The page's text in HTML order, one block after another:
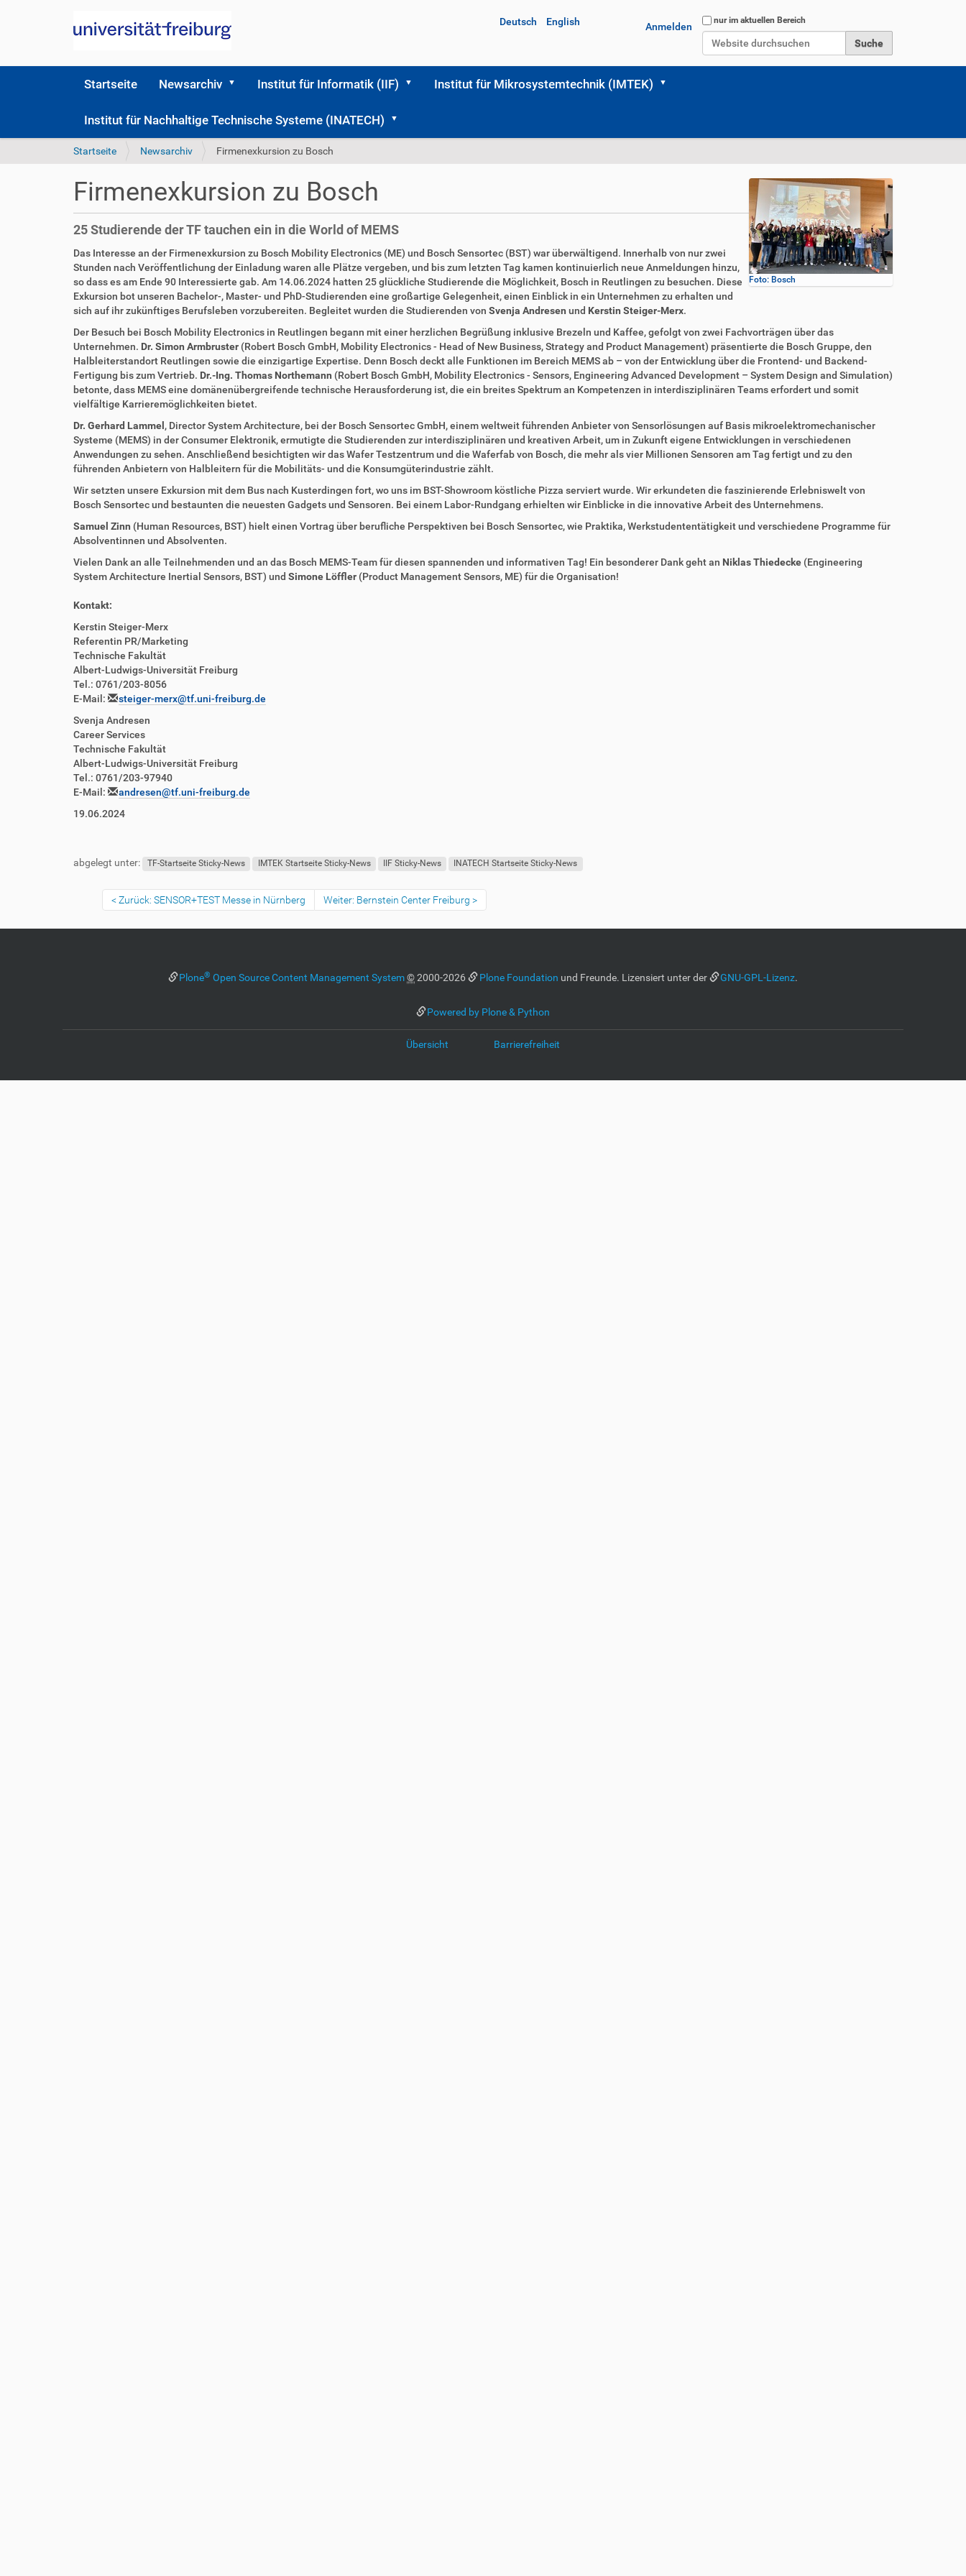
Website durchsuchen
nur im aktuellen Bereich
Anmelden
Deutsch English
Startseite Newsarchiv Institut für Informatik (IIF) Institut für Mikrosystemtechnik (IMTEK)
Institut für Nachhaltige Technische Systeme (INATECH)
S
d
h
i
e
r
Startseite Newsarchiv Firmenexkursion zu Bosch
Foto: Bosch
Firmenexkursion zu Bosch
25 Studierende der TF tauchen ein in die World of MEMS
Das Interesse an der Firmenexkursion zu Bosch Mobility Electronics (ME) und Bosch Sensortec (BST) war überwältigend. Innerhalb von nur zwei
Stunden nach Veröffentlichung der Einladung waren alle Plätze vergeben, und bis zum letzten Tag kamen kontinuierlich neue Anmeldungen hinzu,
so dass es am Ende 90 Interessierte gab. Am 14.06.2024 hatten 25 glückliche Studierende die Möglichkeit, Bosch in Reutlingen zu besuchen. Diese
Exkursion bot unseren Bachelor-, Master- und PhD-Studierenden eine großartige Gelegenheit, einen Einblick in ein Unternehmen zu erhalten und
sich auf ihr zukünftiges Berufsleben vorzubereiten. Begleitet wurden die Studierenden von Svenja Andresen und Kerstin Steiger-Merx.
Der Besuch bei Bosch Mobility Electronics in Reutlingen begann mit einer herzlichen Begrüßung inklusive Brezeln und Kaffee, gefolgt von zwei Fachvorträgen über das
Unternehmen. Dr. Simon Armbruster (Robert Bosch GmbH, Mobility Electronics - Head of New Business, Strategy and Product Management) präsentierte die Bosch Gruppe, den
Halbleiterstandort Reutlingen sowie die einzigartige Expertise. Denn Bosch deckt alle Funktionen im Bereich MEMS ab – von der Entwicklung über die Frontend- und Backend-
Fertigung bis zum Vertrieb. Dr.-Ing. Thomas Northemann (Robert Bosch GmbH, Mobility Electronics - Sensors, Engineering Advanced Development – System Design and Simulation)
betonte, dass MEMS eine domänenübergreifende technische Herausforderung ist, die ein breites Spektrum an Kompetenzen in interdisziplinären Teams erfordert und somit
vielfältige Karrieremöglichkeiten bietet.
Dr. Gerhard Lammel , Director System Architecture, bei der Bosch Sensortec GmbH, einem weltweit führenden Anbieter von Sensorlösungen auf Basis mikroelektromechanischer
Systeme (MEMS) in der Consumer Elektronik, ermutigte die Studierenden zur interdisziplinären und kreativen Arbeit, um in Zukunft eigene Entwicklungen in verschiedenen
Anwendungen zu sehen. Anschließend besichtigten wir das Wafer Testzentrum und die Waferfab von Bosch, die mehr als vier Millionen Sensoren am Tag fertigt und zu den
führenden Anbietern von Halbleitern für die Mobilitäts- und die Konsumgüterindustrie zählt.
Wir setzten unsere Exkursion mit dem Bus nach Kusterdingen fort, wo uns im BST-Showroom köstliche Pizza serviert wurde. Wir erkundeten die faszinierende Erlebniswelt von
Bosch Sensortec und bestaunten die neuesten Gadgets und Sensoren. Bei einem Labor-Rundgang erhielten wir Einblicke in die innovative Arbeit des Unternehmens.
Samuel Zinn (Human Resources, BST) hielt einen Vortrag über berufliche Perspektiven bei Bosch Sensortec, wie Praktika, Werkstudententätigkeit und verschiedene Programme für
Absolventinnen und Absolventen.
Vielen Dank an alle Teilnehmenden und an das Bosch MEMS-Team für diesen spannenden und informativen Tag! Ein besonderer Dank geht an Niklas Thiedecke (Engineering
System Architecture Inertial Sensors, BST) und Simone Löffler (Product Management Sensors, ME) für die Organisation!
Kontakt:
Kerstin Steiger-Merx
Referentin PR/Marketing
Technische Fakultät
Albert-Ludwigs-Universität Freiburg
Tel.: 0761/203-8056
E-Mail:
steiger-merx@tf.uni-freiburg.de
Svenja Andresen
Career Services
Technische Fakultät
Albert-Ludwigs-Universität Freiburg
Tel.: 0761/203-97940
E-Mail:
andresen@tf.uni-freiburg.de
19.06.2024
abgelegt unter: TF-Startseite Sticky-News IMTEK Startseite Sticky-News IIF Sticky-News INATECH Startseite Sticky-News
Zurück: SENSOR+TEST Messe in Nürnberg Weiter: Bernstein Center Freiburg
Plone® Open Source Content Management System ©2000-2026 Plone Foundation und Freunde. Lizensiert unter der GNU-GPL-Lizenz.
Powered by Plone & Python
Übersicht Barrierefreiheit